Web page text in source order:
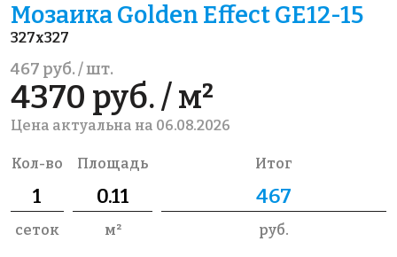
Мозаика Golden Effect GE12-15
327x327
467 руб. / шт.
4370 руб. / м²
Цена актуальна на 06.08.2026
Кол-во
сеток
Площадь
м²
Итог
руб.